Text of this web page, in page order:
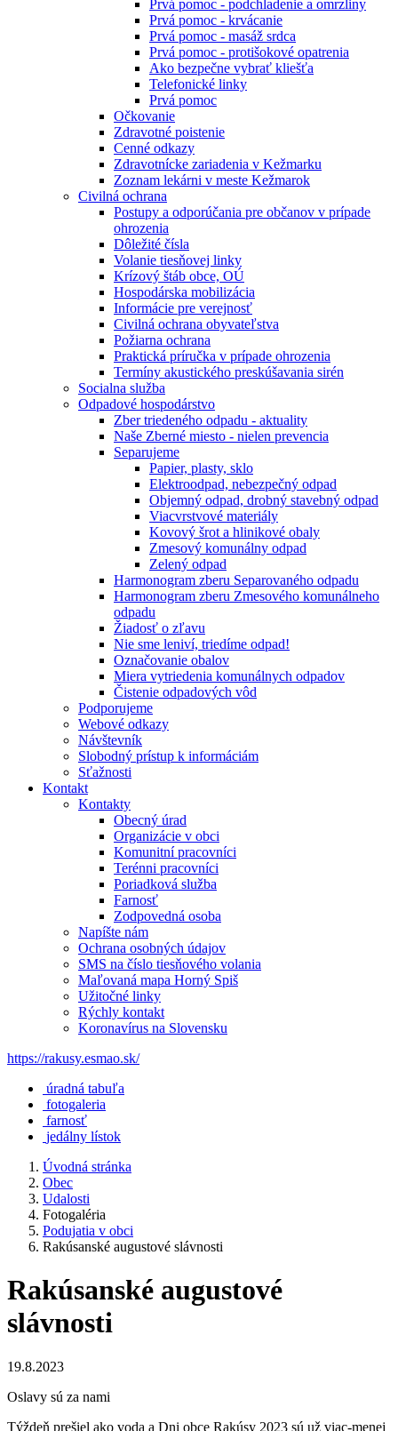
Prvá pomoc - podchladenie a omrzliny
Prvá pomoc - krvácanie
Prvá pomoc - masáž srdca
Prvá pomoc - protišokové opatrenia
Ako bezpečne vybrať kliešťa
Telefonické linky
Prvá pomoc
Očkovanie
Zdravotné poistenie
Cenné odkazy
Zdravotnícke zariadenia v Kežmarku
Zoznam lekárni v meste Kežmarok
Civilná ochrana
Postupy a odporúčania pre občanov v prípade
ohrozenia
Dôležité čísla
Volanie tiesňovej linky
Krízový štáb obce, OÚ
Hospodárska mobilizácia
Informácie pre verejnosť
Civilná ochrana obyvateľstva
Požiarna ochrana
Praktická príručka v prípade ohrozenia
Termíny akustického preskúšavania sirén
Socialna služba
Odpadové hospodárstvo
Zber triedeného odpadu - aktuality
Naše Zberné miesto - nielen prevencia
Separujeme
Papier, plasty, sklo
Elektroodpad, nebezpečný odpad
Objemný odpad, drobný stavebný odpad
Viacvrstvové materiály
Kovový šrot a hlinikové obaly
Zmesový komunálny odpad
Zelený odpad
Harmonogram zberu Separovaného odpadu
Harmonogram zberu Zmesového komunálneho
odpadu
Žiadosť o zľavu
Nie sme leniví, triedíme odpad!
Označovanie obalov
Miera vytriedenia komunálnych odpadov
Čistenie odpadových vôd
Podporujeme
Webové odkazy
Návštevník
Slobodný prístup k informáciám
Sťažnosti
Kontakt
Kontakty
Obecný úrad
Organizácie v obci
Komunitní pracovníci
Terénni pracovníci
Poriadková služba
Farnosť
Zodpovedná osoba
Napíšte nám
Ochrana osobných údajov
SMS na číslo tiesňového volania
Maľovaná mapa Horný Spiš
Užitočné linky
Rýchly kontakt
Koronavírus na Slovensku
https://rakusy.esmao.sk/
úradná tabuľa
fotogaleria
farnosť
jedálny lístok
Úvodná stránka
Obec
Udalosti
Fotogaléria
Podujatia v obci
Rakúsanské augustové slávnosti
Rakúsanské augustové
slávnosti
19.8.2023
Oslavy sú za nami
Týždeň prešiel ako voda a Dni obce Rakúsy 2023 sú už viac-menej